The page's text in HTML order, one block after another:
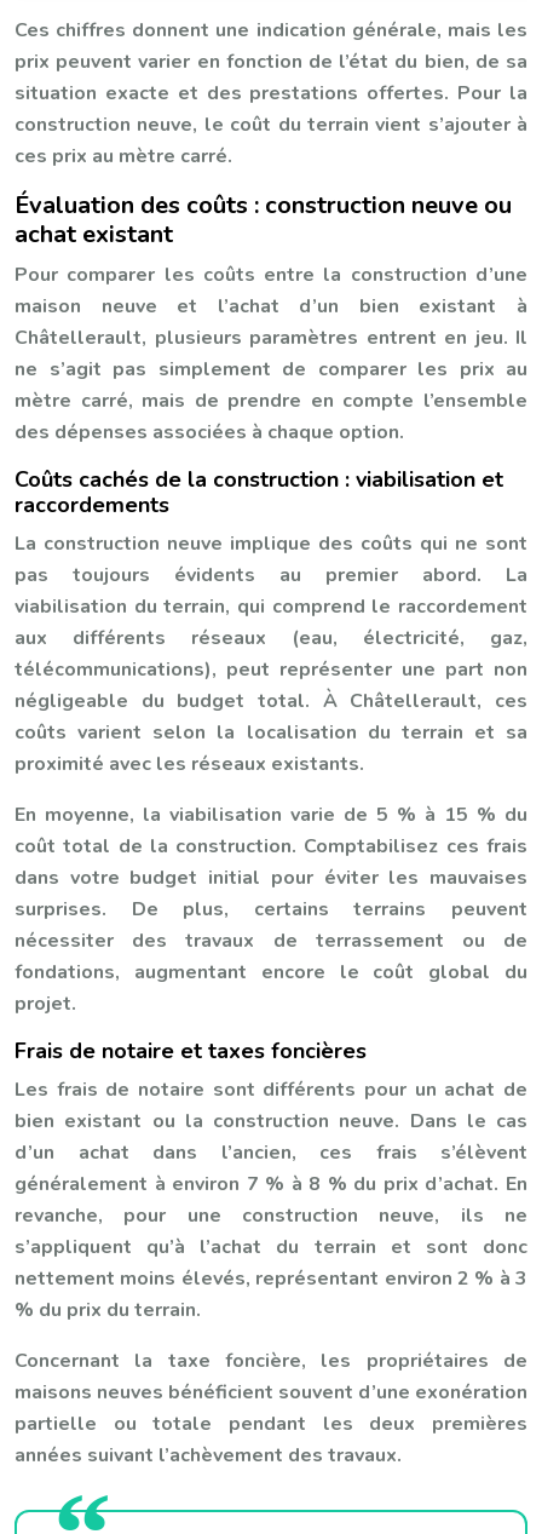
Ces chiffres donnent une indication générale, mais les
prix peuvent varier en fonction de l’état du bien, de sa
situation exacte et des prestations offertes. Pour la
construction neuve, le coût du terrain vient s’ajouter à
ces prix au mètre carré.
Évaluation des coûts : construction neuve ou
achat existant
Pour comparer les coûts entre la construction d’une
maison neuve et l’achat d’un bien existant à
Châtellerault, plusieurs paramètres entrent en jeu. Il
ne s’agit pas simplement de comparer les prix au
mètre carré, mais de prendre en compte l’ensemble
des dépenses associées à chaque option.
Coûts cachés de la construction : viabilisation et
raccordements
La construction neuve implique des coûts qui ne sont
pas toujours évidents au premier abord. La
viabilisation du terrain, qui comprend le raccordement
aux différents réseaux (eau, électricité, gaz,
télécommunications), peut représenter une part non
négligeable du budget total. À Châtellerault, ces
coûts varient selon la localisation du terrain et sa
proximité avec les réseaux existants.
En moyenne, la viabilisation varie de 5 % à 15 % du
coût total de la construction. Comptabilisez ces frais
dans votre budget initial pour éviter les mauvaises
surprises. De plus, certains terrains peuvent
nécessiter des travaux de terrassement ou de
fondations, augmentant encore le coût global du
projet.
Frais de notaire et taxes foncières
Les frais de notaire sont différents pour un achat de
bien existant ou la construction neuve. Dans le cas
d’un achat dans l’ancien, ces frais s’élèvent
généralement à environ 7 % à 8 % du prix d’achat. En
revanche, pour une construction neuve, ils ne
s’appliquent qu’à l’achat du terrain et sont donc
nettement moins élevés, représentant environ 2 % à 3
% du prix du terrain.
Concernant la taxe foncière, les propriétaires de
maisons neuves bénéficient souvent d’une exonération
partielle ou totale pendant les deux premières
années suivant l’achèvement des travaux.